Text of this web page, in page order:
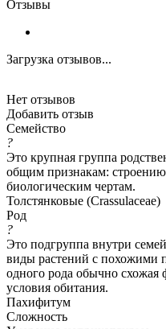
Отзывы
Загрузка отзывов...
Нет отзывов
Добавить отзыв
Семейство
?
Это крупная группа
общим признакам:
биологическим чертам.
Толстянковые (Crassulaceae)
Род
?
Это подгруппа внутри
виды растений с похожими
одного рода обычно схожая
условия обитания.
Пахифитум
Сложность